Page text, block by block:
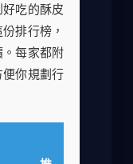
吃的酥皮
排行榜，
每家都附
便你規劃行